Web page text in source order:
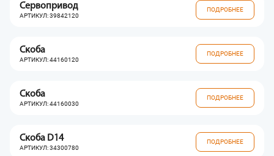
Сервопривод
АРТИКУЛ: 39842120
ПОДРОБНЕЕ
Скоба
АРТИКУЛ: 44160120
ПОДРОБНЕЕ
Скоба
АРТИКУЛ: 44160030
ПОДРОБНЕЕ
Скоба D14
АРТИКУЛ: 34300780
ПОДРОБНЕЕ